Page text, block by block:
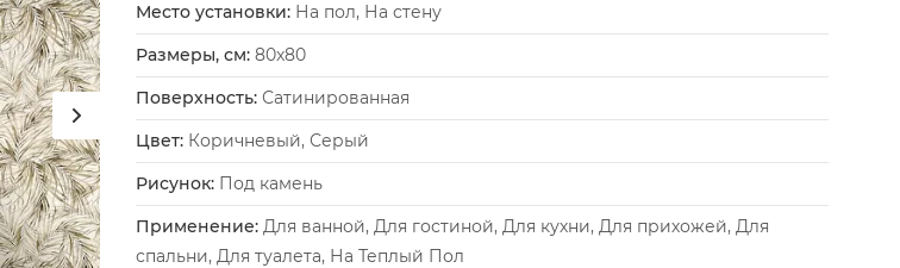
Место установки: На пол, На стену
Размеры, см: 80x80
Поверхность: Сатинированная
Цвет: Коричневый, Серый
Рисунок: Под камень
Применение: Для ванной, Для гостиной, Для кухни, Для прихожей, Для
спальни, Для туалета, На Теплый Пол